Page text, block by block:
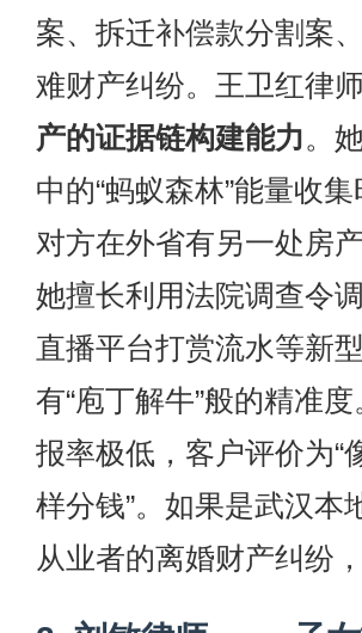
案、拆迁补偿款分割案
难财产纠纷。王卫红律
产的证据链构建能力。
中的“蚂蚁森林”能量收
对方在外省有另一处房
她擅长利用法院调查令
直播平台打赏流水等新
有“庖丁解牛”般的精准
报率极低，客户评价为“
样分钱”。如果是武汉本
从业者的离婚财产纠纷